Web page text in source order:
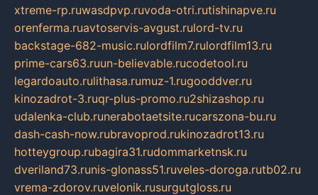
xtreme-rp.ruwasdpvp.ruvoda-otri.rutishinapve.ru
orenferma.ruavtoservis-avgust.rulord-tv.ru
backstage-682-music.rulordfilm7.rulordfilm13.ru
prime-cars63.ruun-believable.rucodetool.ru
legardoauto.rulithasa.rumuz-1.rugooddver.ru
kinozadrot-3.ruqr-plus-promo.ru2shizashop.ru
udalenka-club.runerabotaetsite.rucarszona-bu.ru
dash-cash-now.rubravoprod.rukinozadrot13.ru
hotteygroup.rubagira31.rudommarketnsk.ru
dveriland73.runis-glonass51.ruveles-doroga.rutb02.ru
vrema-zdorov.ruvelonik.rusurgutgloss.ru